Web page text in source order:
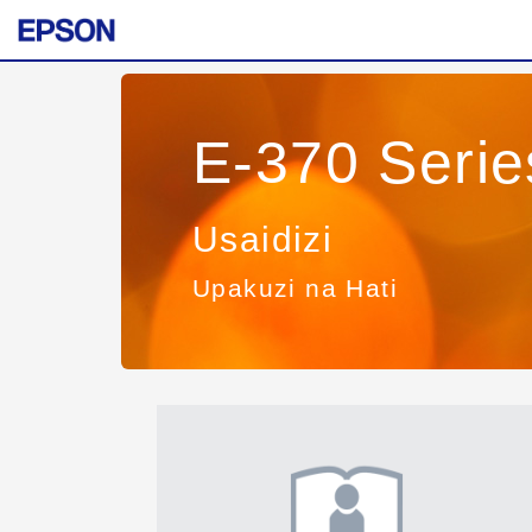
E-370
Usaidizi
Upakuzi na Hati